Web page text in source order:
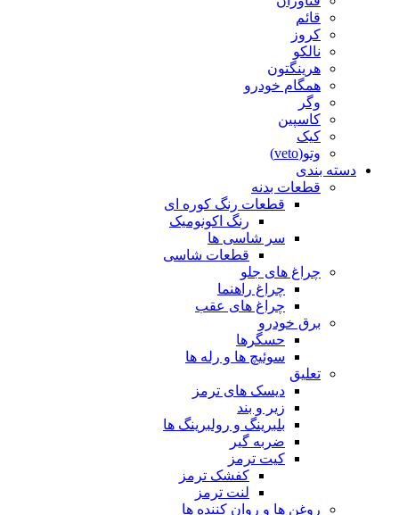
قائم
کروز
نالکو
هرینگتون
همگام خودرو
وگر
کاسپین
کیک
وتو(veto)
دسته بندی
قطعات بدنه
قطعات رنگ کوره ای
رنگ اکونومیک
سر شاسی ها
قطعات شاسی
چراغ های جلو
چراغ راهنما
چراغ های عقب
برق خودرو
حسگرها
سوئیچ ها و رله ها
تعلیق
دیسک های ترمز
زیر و بند
بلبرینگ و رولبرینگ ها
ضربه گیر
کیت ترمز
کفشک ترمز
لنت ترمز
روغن ها و روان کننده ها